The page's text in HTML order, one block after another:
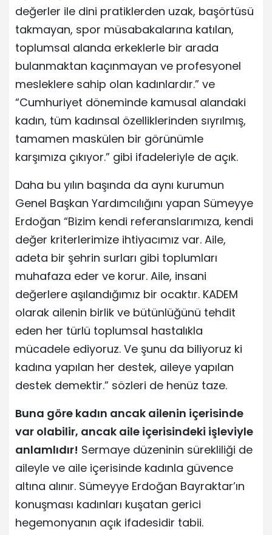
değerler ile dini pratiklerden uzak, başörtüsü
takmayan, spor müsabakalarına katılan,
toplumsal alanda erkeklerle bir arada
bulanmaktan kaçınmayan ve profesyonel
mesleklere sahip olan kadınlardır.” ve
“Cumhuriyet döneminde kamusal alandaki
kadın, tüm kadınsal özelliklerinden sıyrılmış,
tamamen maskülen bir görünümle
karşımıza çıkıyor.” gibi ifadeleriyle de açık.
Daha bu yılın başında da aynı kurumun
Genel Başkan Yardımcılığını yapan Sümeyye
Erdoğan “Bizim kendi referanslarımıza, kendi
değer kriterlerimize ihtiyacımız var. Aile,
adeta bir şehrin surları gibi toplumları
muhafaza eder ve korur. Aile, insani
değerlere aşılandığımız bir ocaktır. KADEM
olarak ailenin birlik ve bütünlüğünü tehdit
eden her türlü toplumsal hastalıkla
mücadele ediyoruz. Ve şunu da biliyoruz ki
kadına yapılan her destek, aileye yapılan
destek demektir.” sözleri de henüz taze.
Buna göre kadın ancak ailenin içerisinde
var olabilir, ancak aile içerisindeki işleviyle
anlamlıdır! Sermaye düzeninin sürekliliği de
aileyle ve aile içerisinde kadınla güvence
altına alınır. Sümeyye Erdoğan Bayraktar’ın
konuşması kadınları kuşatan gerici
hegemonyanın açık ifadesidir tabii.